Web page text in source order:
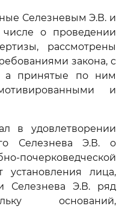
Селезневым Э.В. и
о проведении
рассмотрены
закона, с
а принятые по ним
и
в удовлетворении
Селезнева Э.В. о
установления лица,
Селезнева Э.В. ряд
оснований,